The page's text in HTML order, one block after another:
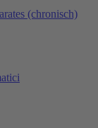
(chronisch)